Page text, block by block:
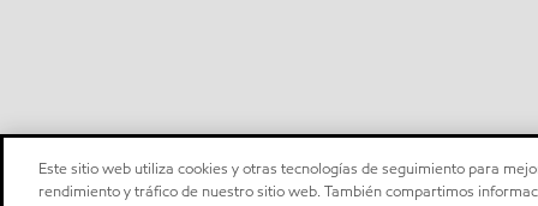
Este sitio web utiliza cookies y otras tecnologías de seguimiento para
rendimiento y tráfico de nuestro sitio web. También compartimos